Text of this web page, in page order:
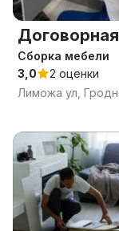
Договорная
Сборка мебели
3,0
2 оценки